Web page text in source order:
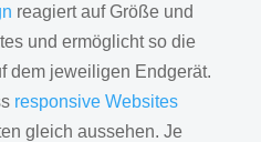
reagiert auf Größe und
und ermöglicht so die
dem jeweiligen Endgerät.
responsive Websites
gleich aussehen. Je